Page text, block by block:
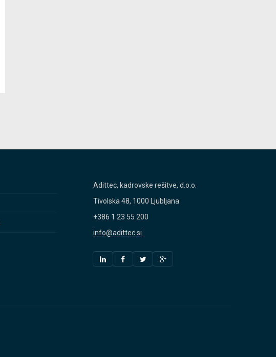
Adittec, kadrovske rešitve, d.o.o.
Tivolska 48, 1000 Ljubljana
+386 1 23 55 200
info@adittec.si